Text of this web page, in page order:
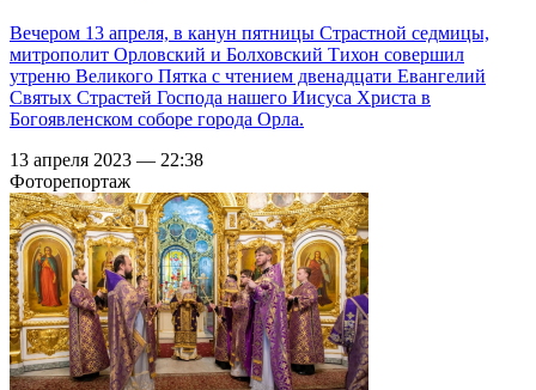
Вечером 13 апреля, в канун пятницы Страстной седмицы,
митрополит Орловский и Болховский Тихон совершил
утреню Великого Пятка с чтением двенадцати Евангелий
Святых Страстей Господа нашего Иисуса Христа в
Богоявленском соборе города Орла.
13 апреля 2023 — 22:38
Фоторепортаж